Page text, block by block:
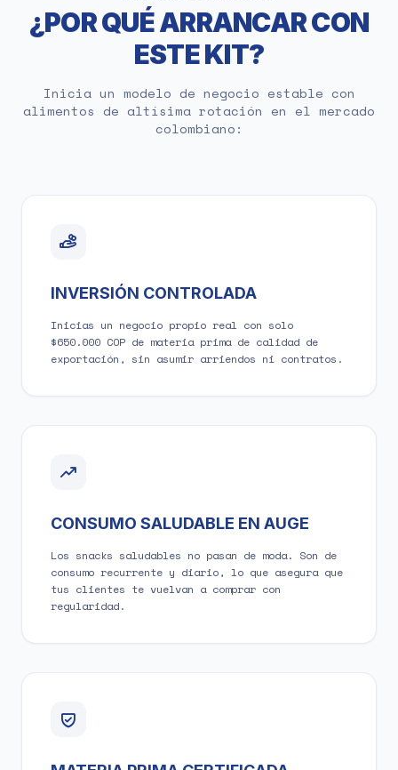
¿POR QUÉ ARRANCAR CON
ESTE KIT?
Inicia un modelo de negocio estable con
alimentos de altísima rotación en el mercado
colombiano:
INVERSIÓN CONTROLADA
Inicias un negocio propio real con solo
$650.000 COP de materia prima de calidad de
exportación, sin asumir arriendos ni contratos.
CONSUMO SALUDABLE EN AUGE
Los snacks saludables no pasan de moda. Son de
consumo recurrente y diario, lo que asegura que
tus clientes te vuelvan a comprar con
regularidad.